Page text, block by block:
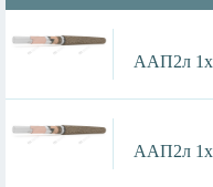
ААП2л
ААП2л